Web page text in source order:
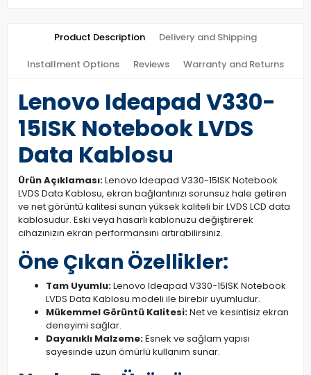
Product Description Delivery and Shipping
Installment Options Reviews Warranty and Returns
Lenovo Ideapad V330-
15ISK Notebook LVDS
Data Kablosu
Ürün Açıklaması:Lenovo Ideapad V330-15ISK Notebook
LVDS Data Kablosu, ekran bağlantınızı sorunsuz hale getiren
ve net görüntü kalitesi sunan yüksek kaliteli bir LVDS LCD data
kablosudur. Eski veya hasarlı kablonuzu değiştirerek
cihazınızın ekran performansını artırabilirsiniz.
Öne Çıkan Özellikler:
Tam Uyumlu:Lenovo Ideapad V330-15ISK Notebook
LVDS Data Kablosu modeli ile birebir uyumludur.
Mükemmel Görüntü Kalitesi:Net ve kesintisiz ekran
deneyimi sağlar.
Dayanıklı Malzeme:Esnek ve sağlam yapısı
sayesinde uzun ömürlü kullanım sunar.